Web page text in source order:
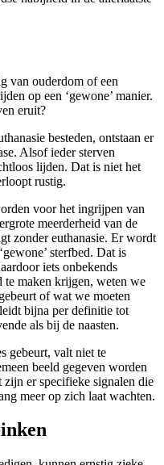
van ouderdom of een
op een ‘gewone’ manier.
eruit?
besteden, ontstaan er
Alsof ieder sterven
lijden. Dat is niet het
rustig.
voor het ingrijpen van
meerderheid van de
zonder euthanasie. Er wordt
sterfbed. Dat is
iets onbekends
te maken krijgen, weten we
of wat we moeten
bijna per definitie tot
als bij de naasten.
gebeurt, valt niet te
beeld gegeven worden
zijn er specifieke signalen die
meer op zich laat wachten.